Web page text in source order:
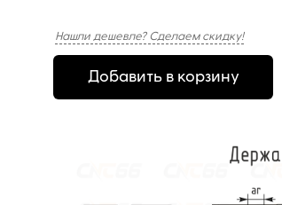
Нашли дешевле? Сделаем скидку!
Добавить в корзину